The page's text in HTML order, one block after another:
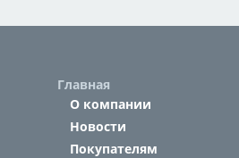
Главная
О компании
Новости
Покупателям